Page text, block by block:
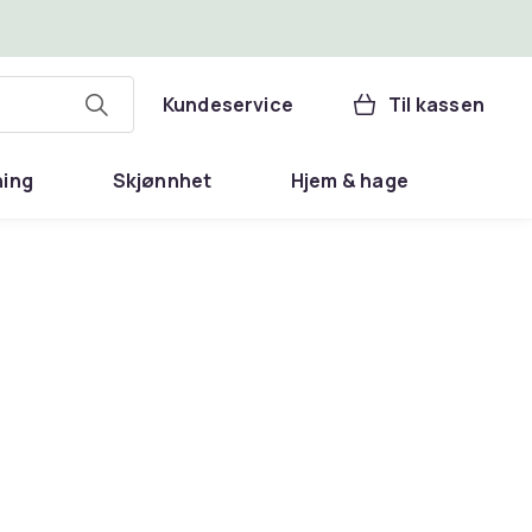
Kundeservice Til kassen
Skjønnhet Hjem & hage